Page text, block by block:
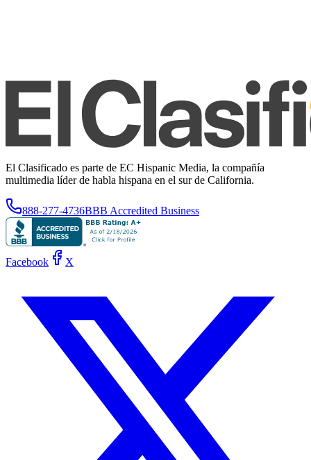
El Clasificado es parte de EC Hispanic Media, la compañía
multimedia líder de habla hispana en el sur de California.
888-277-4736BBB Accredited Business
Facebook X